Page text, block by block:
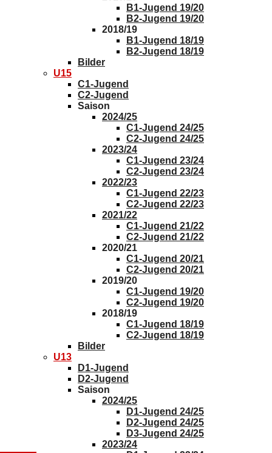
B1-Jugend 19/20
B2-Jugend 19/20
2018/19
B1-Jugend 18/19
B2-Jugend 18/19
Bilder
U15
C1-Jugend
C2-Jugend
Saison
2024/25
C1-Jugend 24/25
C2-Jugend 24/25
2023/24
C1-Jugend 23/24
C2-Jugend 23/24
2022/23
C1-Jugend 22/23
C2-Jugend 22/23
2021/22
C1-Jugend 21/22
C2-Jugend 21/22
2020/21
C1-Jugend 20/21
C2-Jugend 20/21
2019/20
C1-Jugend 19/20
C2-Jugend 19/20
2018/19
C1-Jugend 18/19
C2-Jugend 18/19
Bilder
U13
D1-Jugend
D2-Jugend
Saison
2024/25
D1-Jugend 24/25
D2-Jugend 24/25
D3-Jugend 24/25
2023/24